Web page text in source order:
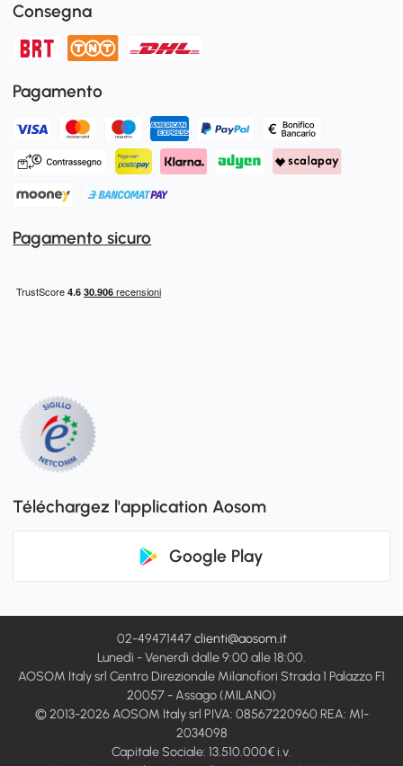
Consegna
Pagamento
Pagamento sicuro
Téléchargez l'application Aosom
Google Play
02-49471447clienti@aosom.it
Lunedì - Venerdì dalle 9:00 alle 18:00.
AOSOM Italy srl Centro Direzionale Milanofiori Strada 1 Palazzo F1
20057 - Assago (MILANO)
© 2013-2026 AOSOM Italy srl PIVA: 08567220960 REA: MI-
2034098
Capitale Sociale: 13.510.000€ i.v.